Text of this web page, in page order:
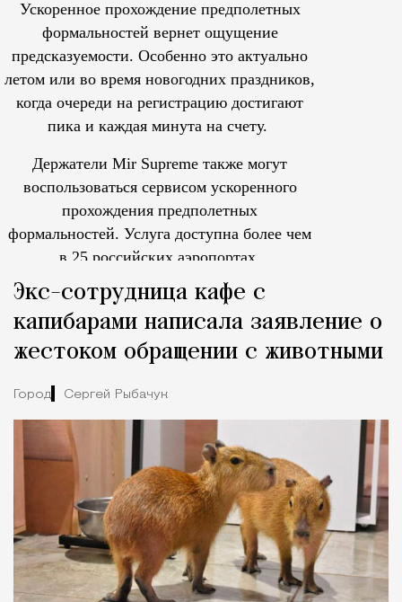
Ускоренное прохождение предполетных
формальностей вернет ощущение
предсказуемости. Особенно это актуально
летом или во время новогодних праздников,
когда очереди на регистрацию достигают
пика и каждая минута на счету.
Держатели Mir Supreme также могут
воспользоваться сервисом ускоренного
прохождения предполетных
формальностей. Услуга доступна более чем
в 25 российских аэропортах.
Экс-сотрудница кафе с
капибарами написала заявление о
жестоком обращении с животными
Город Сергей Рыбачук